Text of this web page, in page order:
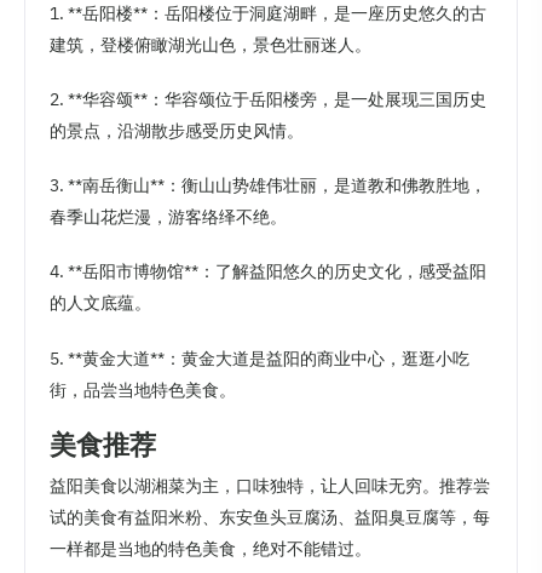
1. **岳阳楼**：岳阳楼位于洞庭湖畔，是一座历史悠久的古
建筑，登楼俯瞰湖光山色，景色壮丽迷人。
2. **华容颂**：华容颂位于岳阳楼旁，是一处展现三国历史
的景点，沿湖散步感受历史风情。
3. **南岳衡山**：衡山山势雄伟壮丽，是道教和佛教胜地，
春季山花烂漫，游客络绎不绝。
4. **岳阳市博物馆**：了解益阳悠久的历史文化，感受益阳
的人文底蕴。
5. **黄金大道**：黄金大道是益阳的商业中心，逛逛小吃
街，品尝当地特色美食。
美食推荐
益阳美食以湖湘菜为主，口味独特，让人回味无穷。推荐尝
试的美食有益阳米粉、东安鱼头豆腐汤、益阳臭豆腐等，每
一样都是当地的特色美食，绝对不能错过。